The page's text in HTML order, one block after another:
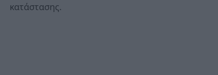
κατάστασης.